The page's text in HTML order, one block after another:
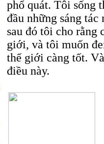
phổ quát. Tôi sống
đầu những sáng
sau đó tôi cho rằng
giới, và tôi muốn
thế giới càng tốt.
điều này.